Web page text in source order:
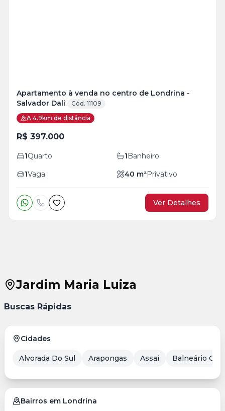
Apartamento à venda no centro de Londrina -
Salvador Dali
Cód. 11109
A 4.9km de distância
R$ 397.000
1Quarto 1Banheiro
1Vaga 40 m²Privativo
Ver Detalhes
Jardim Maria Luiza
Buscas Rápidas
Cidades
Alvorada Do Sul Arapongas Assaí Balneário
Bairros em Londrina